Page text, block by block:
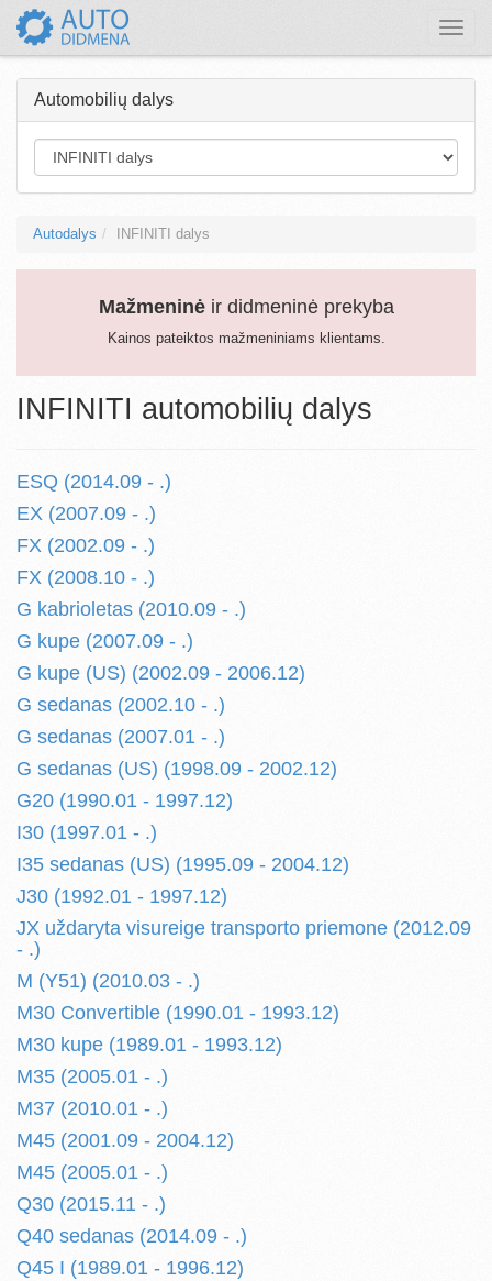
Toggle
Automobilių dalys
Autodalys INFINITI dalys
Mažmeninėir didmeninė prekyba
Kainos pateiktos mažmeniniams klientams.
INFINITI automobilių dalys
ESQ (2014.09 - .)
EX (2007.09 - .)
FX (2002.09 - .)
FX (2008.10 - .)
G kabrioletas (2010.09 - .)
G kupe (2007.09 - .)
G kupe (US) (2002.09 - 2006.12)
G sedanas (2002.10 - .)
G sedanas (2007.01 - .)
G sedanas (US) (1998.09 - 2002.12)
G20 (1990.01 - 1997.12)
I30 (1997.01 - .)
I35 sedanas (US) (1995.09 - 2004.12)
J30 (1992.01 - 1997.12)
JX uždaryta visureige transporto priemone (2012.09
- .)
M (Y51) (2010.03 - .)
M30 Convertible (1990.01 - 1993.12)
M30 kupe (1989.01 - 1993.12)
M35 (2005.01 - .)
M37 (2010.01 - .)
M45 (2001.09 - 2004.12)
M45 (2005.01 - .)
Q30 (2015.11 - .)
Q40 sedanas (2014.09 - .)
Q45 I (1989.01 - 1996.12)